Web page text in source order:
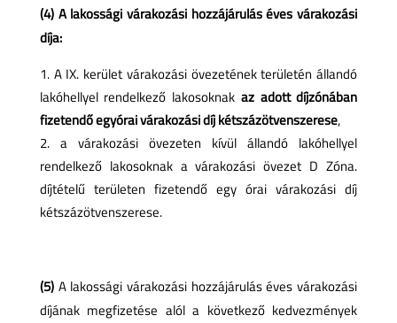
(4) A lakossági várakozási hozzájárulás éves várakozási
díja:
A IX. kerület várakozási övezetének területén állandó
lakóhellyel rendelkező lakosoknak az adott díjzónában
fizetendő egyórai várakozási díj kétszázötvenszerese,
a várakozási övezeten kívül állandó lakóhellyel
rendelkező lakosoknak a várakozási övezet D Zóna.
díjtételű területen fizetendő egy órai várakozási díj
kétszázötvenszerese.
(5) A lakossági várakozási hozzájárulás éves várakozási
díjának megfizetése alól a következő kedvezmények